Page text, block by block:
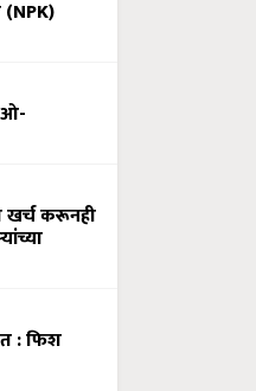
(NPK)
खर्च करूनही
: फिश